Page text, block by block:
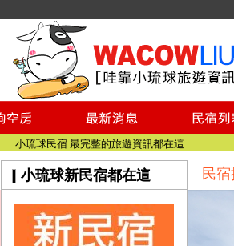
小琉球民宿空房
小琉球民宿推薦
【小琉球民宿特約】東港停車場!!看這邊
小琉球民宿 最完整的旅遊資訊都在這
【哇靠小琉球】新版官網熱情開站
【哇靠小琉球粉絲團】即時動態!!
小琉球民宿空房
小琉球民宿
小琉球新民宿都在這 民